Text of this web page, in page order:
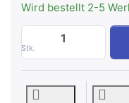
Wird bestellt 2-5
Stk.